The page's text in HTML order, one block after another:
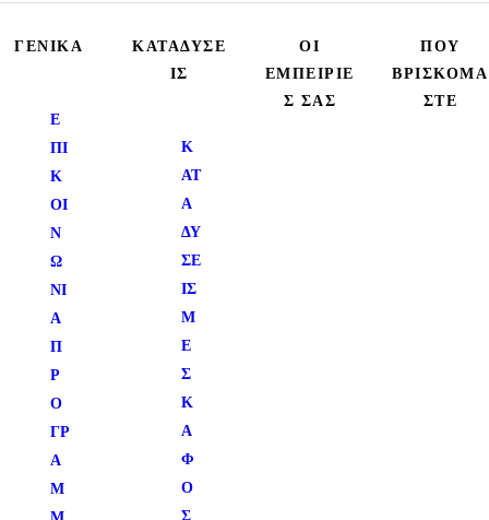
ΓΕΝΙΚΑ
Ε
ΠΙ
Κ
ΟΙ
Ν
Ω
ΝΙ
Α
Π
Ρ
Ο
ΓΡ
Α
Μ
ΚΑΤΑΔΥΣΕ
ΙΣ
Κ
ΑΤ
Α
ΔΎ
ΣΕ
ΙΣ
Μ
Ε
Σ
Κ
Ά
Φ
Ο
Σ
ΟΙ
ΕΜΠΕΙΡΙΕ
Σ ΣΑΣ
ΠΟΥ
ΒΡΙΣΚΟΜΑ
ΣΤΕ